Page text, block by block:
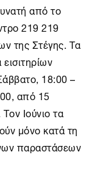
από το
219 219
της Στέγης. Τα
18:00 –
από 15
Ιούνιο τα
μόνο κατά τη
παραστάσεων